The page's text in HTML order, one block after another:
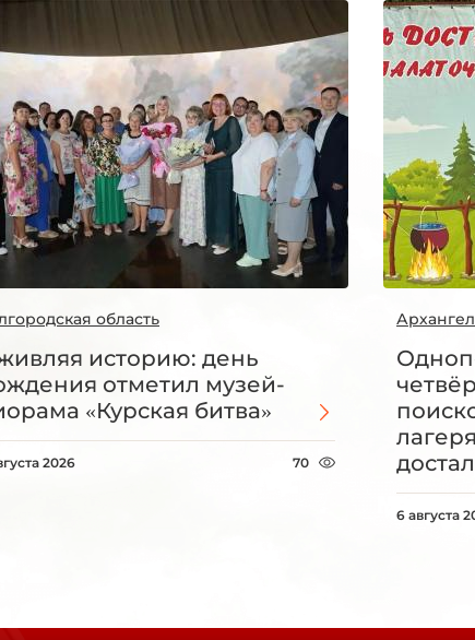
область
историю: день
отметил музей-
«Курская битва»
2026 70
6 августа